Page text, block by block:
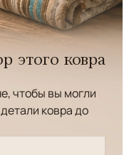
этого ковра
чтобы вы могли
ковра до